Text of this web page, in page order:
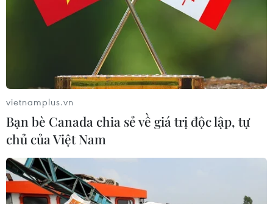
#bảo hiểm xã hội #Quốc hội #lao động
Theo dõi VietnamPlus
TIN LIÊN QUAN
vietnamplus.vn
Bạn bè Canada chia sẻ về giá trị độc lập, tự
chủ của Việt Nam